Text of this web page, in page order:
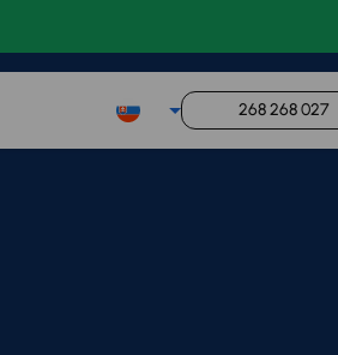
268 268 027